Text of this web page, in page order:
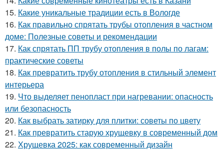
15. Какие уникальные традиции есть в Вологде
16. Как правильно спрятать трубы отопления в частном
доме: Полезные советы и рекомендации
17. Как спрятать ПП трубу отопления в полы по лагам:
практические советы
18. Как превратить трубу отопления в стильный элемент
интерьера
19. Что выделяет пенопласт при нагревании: опасность
или безопасность
20. Как выбрать затирку для плитки: советы по цвету
21. Как превратить старую хрущевку в современный дом
22. Хрущевка 2025: как современный дизайн